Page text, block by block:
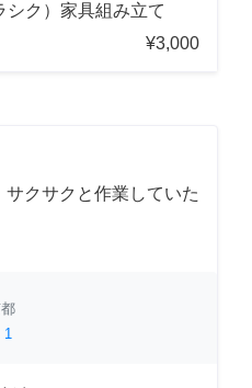
シク）家具組み立て
¥3,000
クサクと作業していた
1